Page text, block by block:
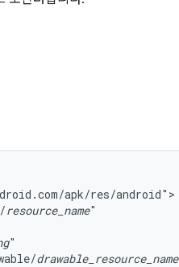
resource_name
drawable_resource_name